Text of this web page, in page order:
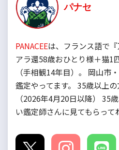
パナセ
PANACEEは、フランス語で
アラ還58歳おひとり様＋猫1
（手相観14年目）。 岡山市
鑑定やってます。 35歳以上の
（2026年4月20日以降） 35
い鑑定師さんに見てもらって